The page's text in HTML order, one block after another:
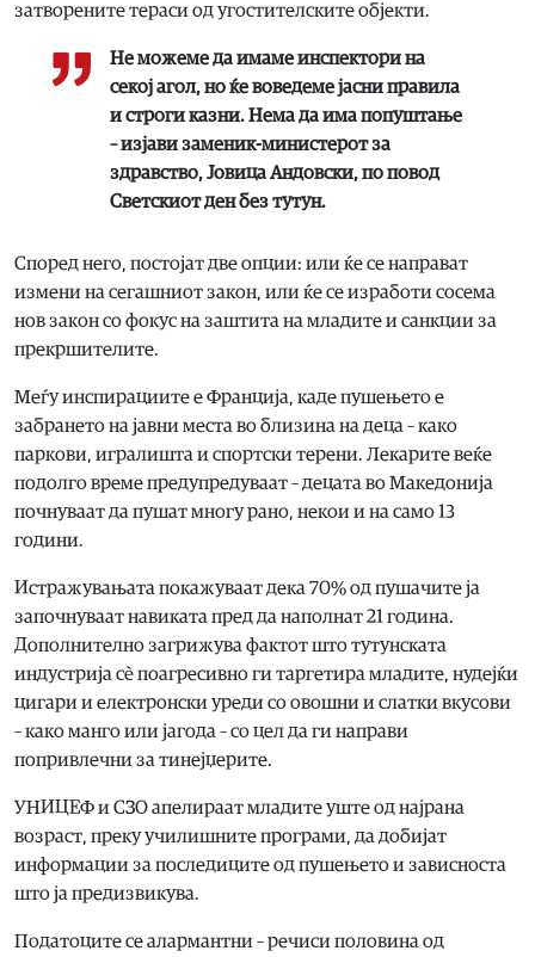
затворените тераси од угостителските објекти.
Не можеме да имаме инспектори на
секој агол, но ќе воведеме јасни правила
и строги казни. Нема да има попуштање
– изјави заменик-министерот за
здравство, Јовица Андовски, по повод
Светскиот ден без тутун.
Според него, постојат две опции: или ќе се направат
измени на сегашниот закон, или ќе се изработи сосема
нов закон со фокус на заштита на младите и санкции за
прекршителите.
Меѓу инспирациите е Франција, каде пушењето е
забрането на јавни места во близина на деца – како
паркови, игралишта и спортски терени. Лекарите веќе
подолго време предупредуваат – децата во Македонија
почнуваат да пушат многу рано, некои и на само 13
години.
Истражувањата покажуваат дека 70% од пушачите ја
започнуваат навиката пред да наполнат 21 година.
Дополнително загрижува фактот што тутунската
индустрија сè поагресивно ги таргетира младите, нудејќи
цигари и електронски уреди со овошни и слатки вкусови
– како манго или јагода – со цел да ги направи
попривлечни за тинејџерите.
УНИЦЕФ и СЗО апелираат младите уште од најрана
возраст, преку училишните програми, да добијат
информации за последиците од пушењето и зависноста
што ја предизвикува.
Податоците се алармантни – речиси половина од